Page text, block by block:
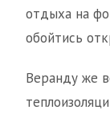
отдыха на
обойтись
Веранду же